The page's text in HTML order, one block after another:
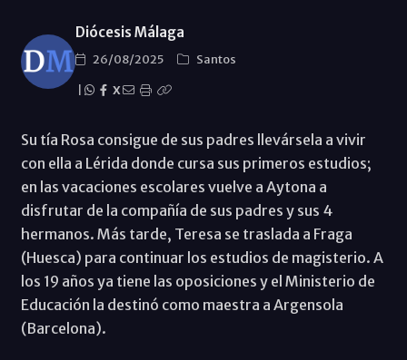
Diócesis Málaga
26/08/2025
Santos
X
Su tía Rosa consigue de sus padres llevársela a vivir
con ella a Lérida donde cursa sus primeros estudios;
en las vacaciones escolares vuelve a Aytona a
disfrutar de la compañía de sus padres y sus 4
hermanos. Más tarde, Teresa se traslada a Fraga
(Huesca) para continuar los estudios de magisterio. A
los 19 años ya tiene las oposiciones y el Ministerio de
Educación la destinó como maestra a Argensola
(Barcelona).